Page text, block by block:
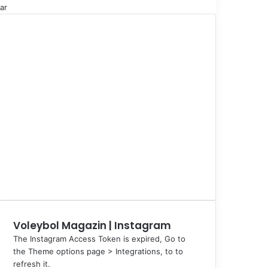
Voleybol Magazin | Instagram
The Instagram Access Token is expired, Go to
the Theme options page > Integrations, to to
refresh it.